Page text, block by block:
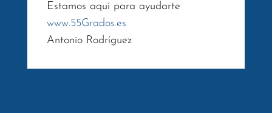
Estamos aquí para ayudarte
www.55Grados.es
Antonio Rodríguez